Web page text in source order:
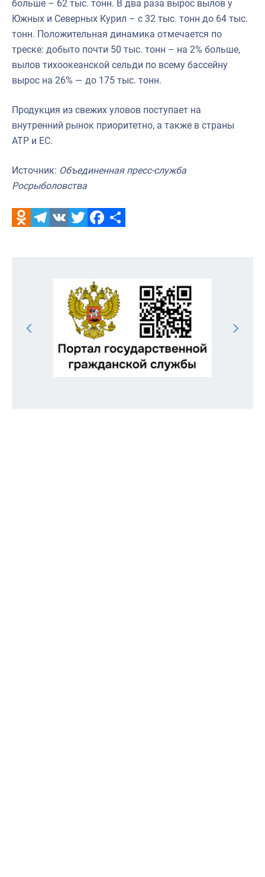
больше – 62 тыс. тонн. В два раза вырос вылов у
Южных и Северных Курил – с 32 тыс. тонн до 64 тыс.
тонн. Положительная динамика отмечается по
треске: добыто почти 50 тыс. тонн – на 2% больше,
вылов тихоокеанской сельди по всему бассейну
вырос на 26% — до 175 тыс. тонн.
Продукция из свежих уловов поступает на
внутренний рынок приоритетно, а также в страны
АТР и ЕС.
Источник: Объединенная пресс-служба
Росрыболовства